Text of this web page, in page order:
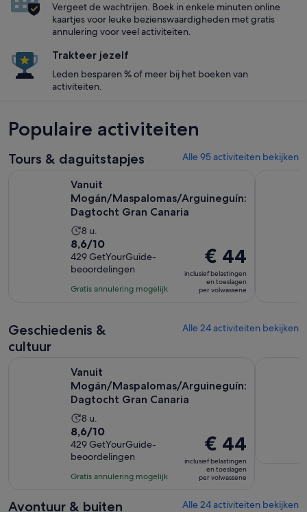
Vergeet de wachtrijen. Boek in enkele minuten online
kaartjes voor leuke bezienswaardigheden met gratis
annulering voor veel activiteiten.
Trakteer jezelf
Leden besparen % of meer bij het boeken van
activiteiten.
Populaire activiteiten
Tours & daguitstapjes Alle 95 activiteiten bekijken
Vanuit
Mogán/Maspalomas/Arguineguín:
Dagtocht Gran Canaria
De
activiteit
duurt
8
uur
8 u.
8.6
van
10
met
8,6/10
429 GetYourGuide-
beoordelingen
Gratis annulering mogelijk
De
prijs
is
€ 44
volwassene
€ 44
inclusief belastingen
en toeslagen
per volwassene
Geschiedenis &
cultuur
Alle 24 activiteiten bekijken
Vanuit
Mogán/Maspalomas/Arguineguín:
Dagtocht Gran Canaria
De
activiteit
duurt
8
uur
8 u.
8.6
van
10
met
beoordelingen
8,6/10
429 GetYourGuide-
beoordelingen
Gratis annulering mogelijk
De
prijs
is
€ 44
€ 44
inclusief belastingen
en toeslagen
per volwassene
Avontuur & buiten Alle 24 activiteiten bekijken